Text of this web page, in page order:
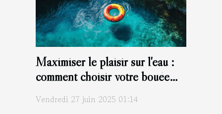
Maximiser le plaisir sur l'eau :
comment choisir votre bouée
Vendredi 27 juin 2025 01:14